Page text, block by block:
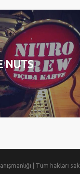
NUTS
| Tüm hakları